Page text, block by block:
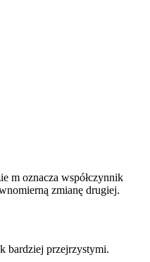
m oznacza współczynnik
zmianę drugiej.
bardziej przejrzystymi.